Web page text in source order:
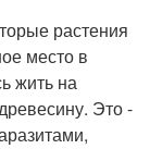
растения
место в
жить на
Это -